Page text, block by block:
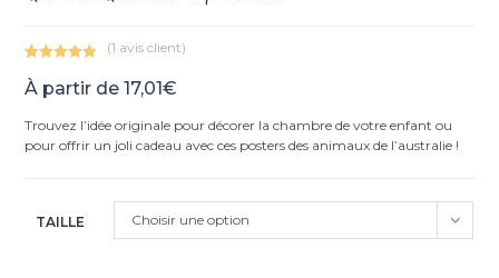
sur 5
notation
client
(1 avis client)
À partir de17,01€
Trouvez l’idée originale pour décorer la chambre de votre enfant ou
pour offrir un joli cadeau avec ces posters des animaux de l’australie !
TAILLE Choisir une option